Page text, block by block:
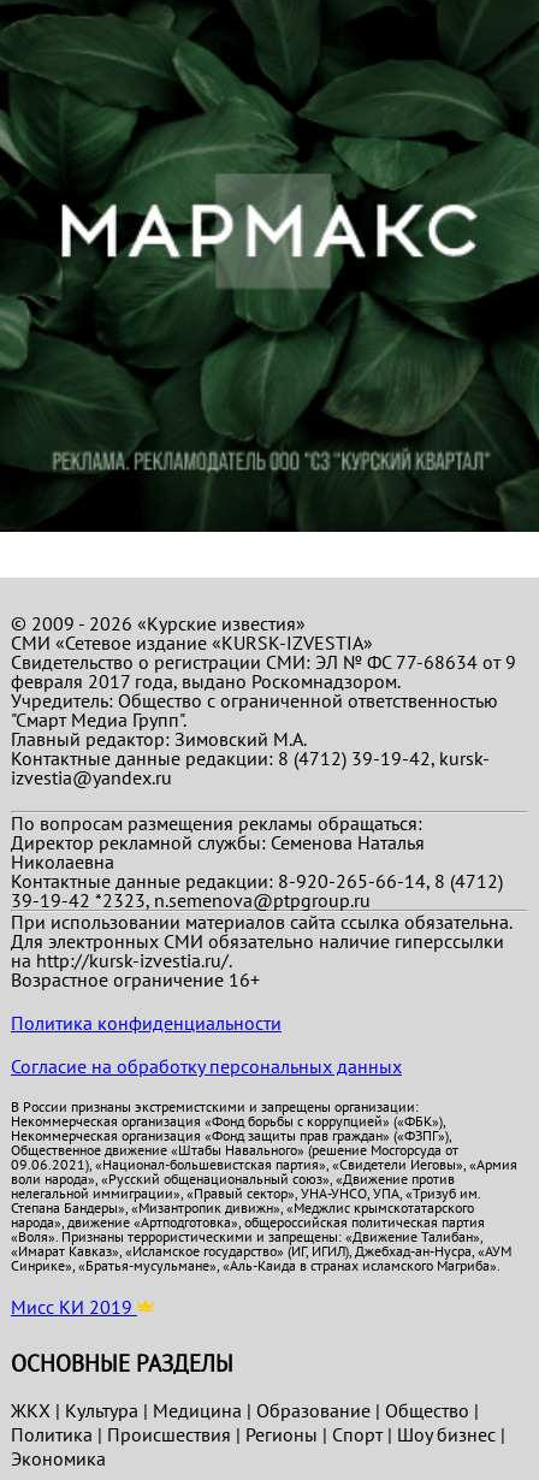
© 2009 - 2026 «Курские известия»
СМИ «Сетевое издание «KURSK-IZVESTIA»
Свидетельство о регистрации СМИ: ЭЛ № ФС 77-68634 от 9
февраля 2017 года, выдано Роскомнадзором.
Учредитель: Общество с ограниченной ответственностью
"Смарт Медиа Групп".
Главный редактор:Зимовский М.А.
Контактные данные редакции: 8 (4712) 39-19-42, kursk-
izvestia@yandex.ru
По вопросам размещения рекламы обращаться:
Директор рекламной службы: Семенова Наталья
Николаевна
Контактные данные редакции: 8-920-265-66-14, 8 (4712)
39-19-42 *2323, n.semenova@ptpgroup.ru
При использовании материалов сайта ссылка обязательна.
Для электронных СМИ обязательно наличие гиперссылки
на http://kursk-izvestia.ru/.
Возрастное ограничение 16+
Политика конфиденциальности
Согласие на обработку персональных данных
В России признаны экстремистскими и запрещены организации:
Некоммерческая организация «Фонд борьбы с коррупцией» («ФБК»),
Некоммерческая организация «Фонд защиты прав граждан» («ФЗПГ»),
Общественное движение «Штабы Навального» (решение Мосгорсуда от
09.06.2021), «Национал-большевистская партия», «Свидетели Иеговы», «Армия
воли народа», «Русский общенациональный союз», «Движение против
нелегальной иммиграции», «Правый сектор», УНА-УНСО, УПА, «Тризуб им.
Степана Бандеры», «Мизантропик дивижн», «Меджлис крымскотатарского
народа», движение «Артподготовка», общероссийская политическая партия
«Воля». Признаны террористическими и запрещены: «Движение Талибан»,
«Имарат Кавказ», «Исламское государство» (ИГ, ИГИЛ), Джебхад-ан-Нусра, «АУМ
Синрике», «Братья-мусульмане», «Аль-Каида в странах исламского Магриба».
Мисс КИ 2019
ОСНОВНЫЕ РАЗДЕЛЫ
ЖКХ| Культура | Медицина | Образование| Общество |
Политика | Проиcшествия | Регионы | Спорт| Шоу бизнес|
Экономика